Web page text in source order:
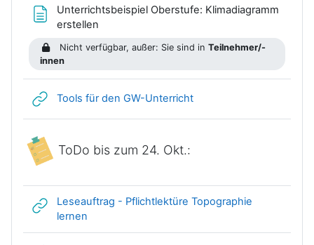
Unterrichtsbeispiel Oberstufe: Klimadiagramm
erstellen
Nicht verfügbar, außer: Sie sind inTeilnehmer/-
innen
Tools für den GW-UnterrichtLink/URL
ToDo bis zum 24. Okt.:
Leseauftrag - Pflichtlektüre Topographie
lernen